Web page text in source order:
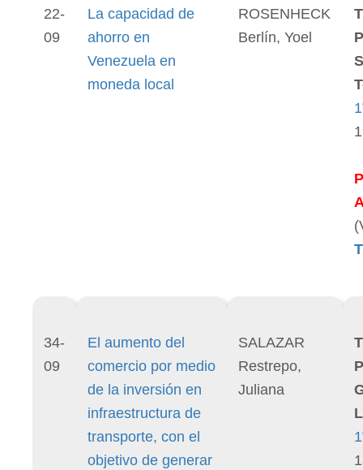
22-
09
La capacidad de
ahorro en
Venezuela en
moneda local
ROSENHECK
Berlín, Yoel
1
34-
09
El aumento del
comercio por medio
de la inversión en
infraestructura de
transporte, con el
objetivo de generar
SALAZAR
Restrepo,
Juliana
1